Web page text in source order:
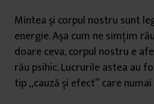
Mintea și corpul nostru sunt
energie. Așa cum ne simțim
doare ceva, corpul nostru e
rău psihic. Lucrurile astea au
tip „cauză și efect” care